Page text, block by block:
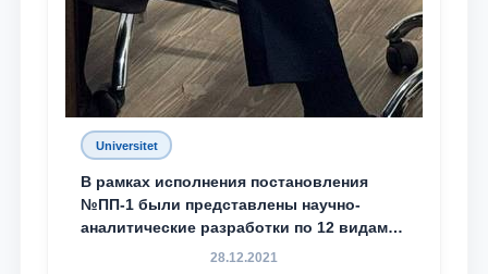
Universitet
В рамках исполнения постановления
№ПП-1 были представлены научно-
аналитические разработки по 12 видам
28.12.2021